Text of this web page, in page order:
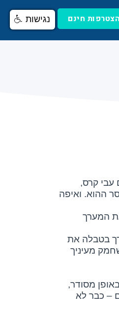
חינם
עבי קרס,
ההוא. ואיפה
המערך
בטבלה את
מעיניך
מסודר,
– כבר לא
נגישות